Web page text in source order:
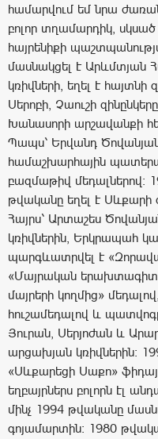
համարվում եմ նրա
բոլոր տղամարդիկ,
հայրենիքի
մասնակցել է Արևմտյան
կռիվների, եղել է հայտնի
Սերոբի, Չաուշի
Խանասորի արշավանքի
Պապս՝ Երվանդ
համաշխարհային
բազմաթիվ մեդալներով:
թվականը եղել է Սևքարի
Հայրս՝ Արտաշես
կռիվներին, Երկրապահ
պարգևատրվել է
«Մայրական
մայրերի կողմից»
հուշամեդալով և
Յուրան, Սերյոժան և
արցախյան կռիվներին:
«Սևքարեցի Սաքո»
եղբայրներս բոլորն էլ
մինչ 1994 թվականը
գոյամարտին: 1980